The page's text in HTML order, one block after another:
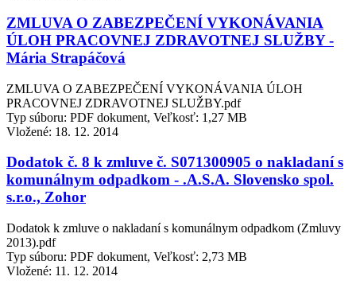
ZMLUVA O ZABEZPEČENÍ VYKONÁVANIA
ÚLOH PRACOVNEJ ZDRAVOTNEJ SLUŽBY -
Mária Strapáčová
ZMLUVA O ZABEZPEČENÍ VYKONÁVANIA ÚLOH
PRACOVNEJ ZDRAVOTNEJ SLUŽBY.pdf
Typ súboru: PDF dokument, Veľkosť: 1,27 MB
Vložené: 18. 12. 2014
Dodatok č. 8 k zmluve č. S071300905 o nakladaní s
komunálnym odpadkom - .A.S.A. Slovensko spol.
s.r.o., Zohor
Dodatok k zmluve o nakladaní s komunálnym odpadkom (Zmluvy
2013).pdf
Typ súboru: PDF dokument, Veľkosť: 2,73 MB
Vložené: 11. 12. 2014